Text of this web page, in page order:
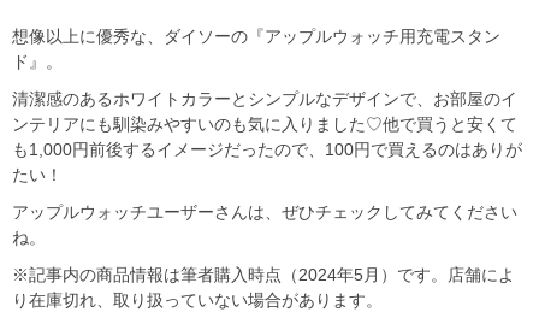
想像以上に優秀な、ダイソーの『アップルウォッチ用充電スタン
ド』。
清潔感のあるホワイトカラーとシンプルなデザインで、お部屋のイ
ンテリアにも馴染みやすいのも気に入りました♡他で買うと安くて
も1,000円前後するイメージだったので、100円で買えるのはありが
たい！
アップルウォッチユーザーさんは、ぜひチェックしてみてください
ね。
※記事内の商品情報は筆者購入時点（2024年5月）です。店舗によ
り在庫切れ、取り扱っていない場合があります。